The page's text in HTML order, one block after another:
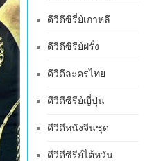
ดีวีดีซีรี่ย์เกาหลี
ดีวีดีซีรีย์ฝรั่ง
ดีวีดีละครไทย
ดีวีดีซีรีย์ญี่ปุ่น
ดีวีดีหนังจีนชุด
ดีวีดีซีรีย์ไต้หวัน